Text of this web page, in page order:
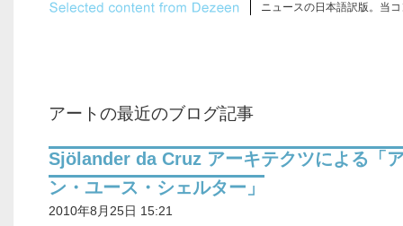
ニュースの日本語訳版。当
アートの最近のブログ記事
Sjölander da Cruz アーキテクツによる「
ン・ユース・シェルター」
2010年8月25日 15:21